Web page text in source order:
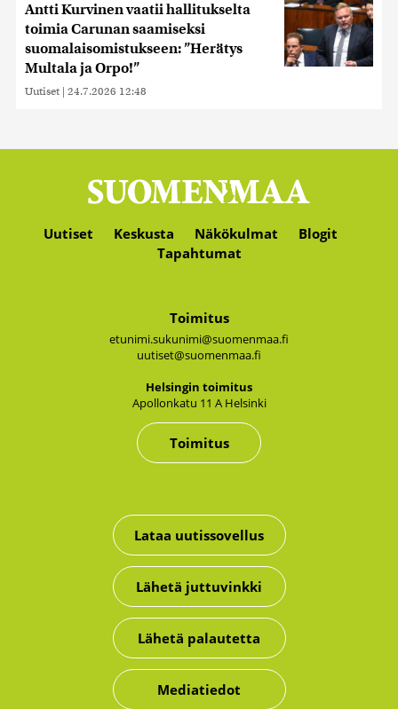
Antti Kurvinen vaatii hallitukselta
toimia Carunan saamiseksi
suomalaisomistukseen: ”Herätys
Multala ja Orpo!”
Uutiset | 24.7.2026 12:48
Uutiset Keskusta Näkökulmat
Blogit
Tapahtumat
Toimitus
etunimi.sukunimi@suomenmaa.fi
uutiset@suomenmaa.fi
Hel­sin­gin toi­mi­tus
Apol­lon­ka­tu 11 A Hel­sin­ki
Toimitus
Lataa uutissovellus
Lähetä juttuvinkki
Lähetä palautetta
Mediatiedot